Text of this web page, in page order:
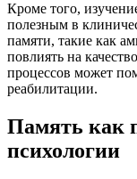
Кроме того,
полезным в
памяти, такие как
повлиять на
процессов может
реабилитации.
Память как
психологии